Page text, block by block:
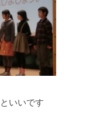
いいです